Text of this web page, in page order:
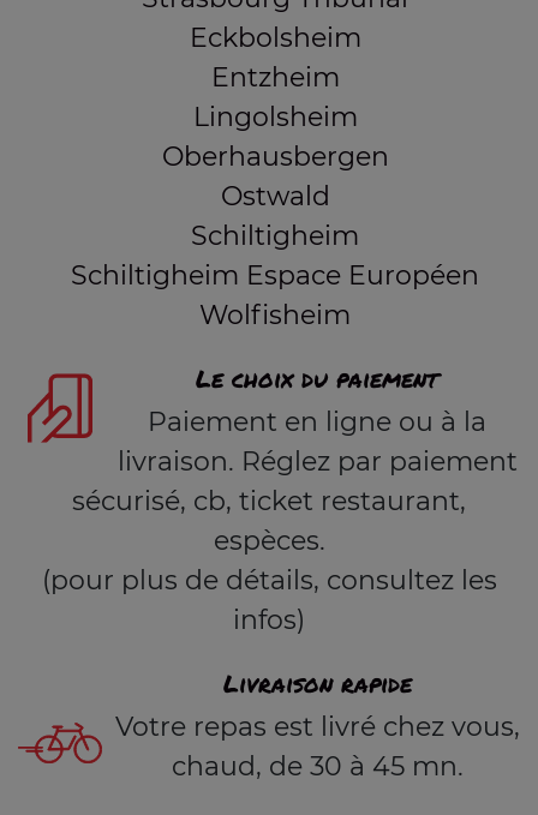
Eckbolsheim
Entzheim
Lingolsheim
Oberhausbergen
Ostwald
Schiltigheim
Schiltigheim Espace Européen
Wolfisheim
Le choix du paiement
Paiement en ligne ou à la
livraison. Réglez par paiement
sécurisé, cb, ticket restaurant,
espèces.
(pour plus de détails, consultez les
infos)
Livraison rapide
Votre repas est livré chez vous,
chaud, de 30 à 45 mn.